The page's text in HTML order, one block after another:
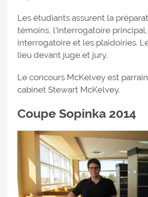
Les étudiants assurent la
témoins, l’interrogatoire
interrogatoire et les plaidoiries.
lieu devant juge et jury.
Le concours McKelvey est
cabinet Stewart McKelvey.
Coupe Sopinka 2014